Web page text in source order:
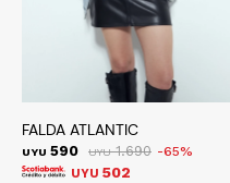
FALDA ATLANTIC
UYU 590 UYU 1.690 65
UYU 502